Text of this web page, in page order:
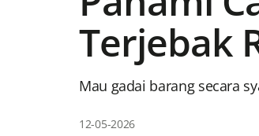
Terjebak
Mau gadai barang secara
12-05-2026